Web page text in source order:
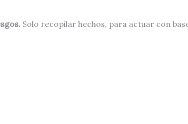
Solo recopilar hechos, para actuar con